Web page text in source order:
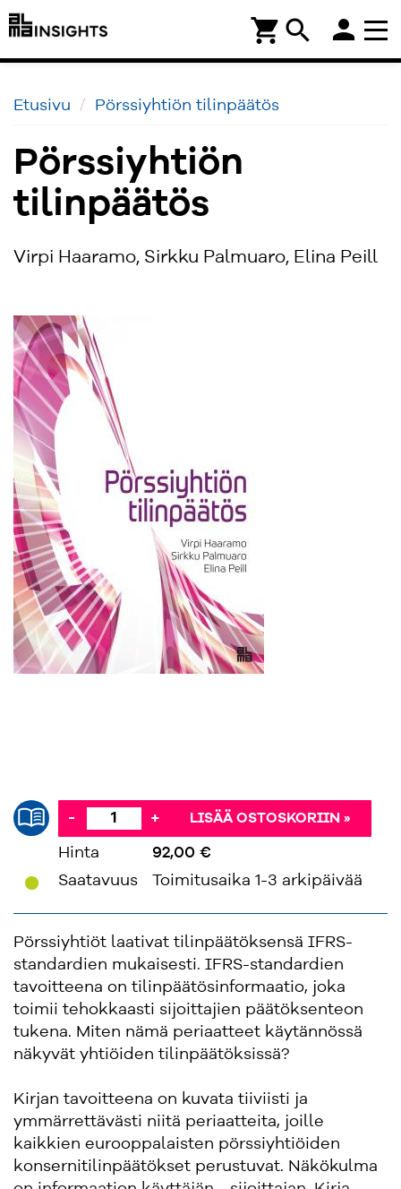
search
shopping_cart person
Etusivu Pörssiyhtiön tilinpäätös
Pörssiyhtiön
tilinpäätös
Virpi Haaramo, Sirkku Palmuaro, Elina Peill
- + LISÄÄ OSTOSKORIIN »
Hinta
92,00 €
Saatavuus
Toimitusaika 1-3 arkipäivää
Pörssiyhtiöt laativat tilinpäätöksensä IFRS-
standardien mukaisesti. IFRS-standardien
tavoitteena on tilinpäätösinformaatio, joka
toimii tehokkaasti sijoittajien päätöksenteon
tukena. Miten nämä periaatteet käytännössä
näkyvät yhtiöiden tilinpäätöksissä?
Kirjan tavoitteena on kuvata tiiviisti ja
ymmärrettävästi niitä periaatteita, joille
kaikkien eurooppalaisten pörssiyhtiöiden
konsernitilinpäätökset perustuvat. Näkökulma